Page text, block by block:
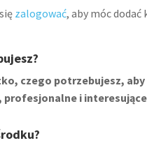
zalogować, aby móc
czego potrzebujesz,
profesjonalne i interesujące